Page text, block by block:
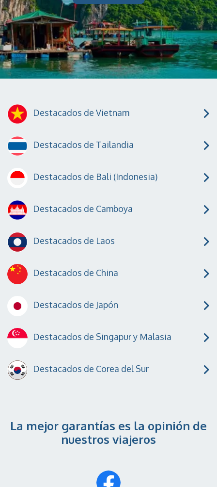
Destacados de Vietnam
Destacados de Tailandia
Destacados de Bali (Indonesia)
Destacados de Camboya
Destacados de Laos
Destacados de China
Destacados de Japón
Destacados de Singapur y Malasia
Destacados de Corea del Sur
La mejor garantías es la opinión de
nuestros viajeros